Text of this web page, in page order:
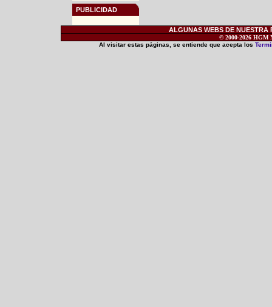
PUBLICIDAD
ALGUNAS WEBS DE NUESTRA
© 2000-2026 HGM
Al visitar estas páginas, se entiende que acepta los